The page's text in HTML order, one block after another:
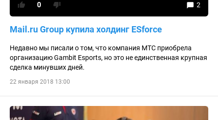
Mail.ru Group купила холдинг ESforce
Недавно мы писали о том, что компания МТС приобрела
организацию Gambit Esports, но это не единственная крупная
сделка минувших дней.
0 2
22 января 2018 13:00